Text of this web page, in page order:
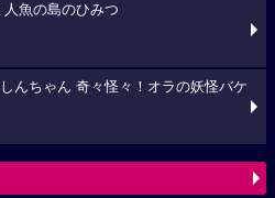
魚の島のひみつ
んちゃん 奇々怪々！オラの妖怪バケ